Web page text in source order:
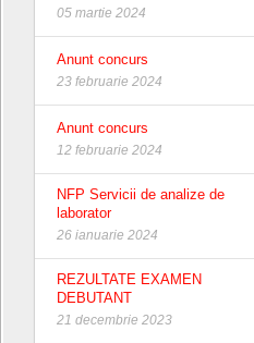
05 martie 2024
Anunt concurs
23 februarie 2024
Anunt concurs
12 februarie 2024
NFP Servicii de analize de
laborator
26 ianuarie 2024
REZULTATE EXAMEN
DEBUTANT
21 decembrie 2023